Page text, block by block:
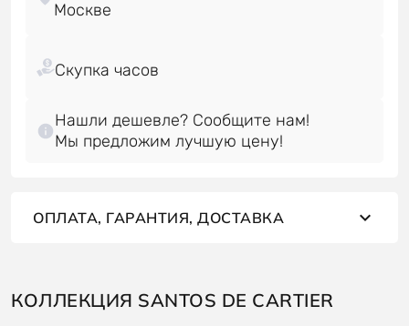
Нашли дешевле? Сообщите нам!
Мы предложим лучшую цену!
ОПЛАТА, ГАРАНТИЯ, ДОСТАВКА
КОЛЛЕКЦИЯ SANTOS DE CARTIER